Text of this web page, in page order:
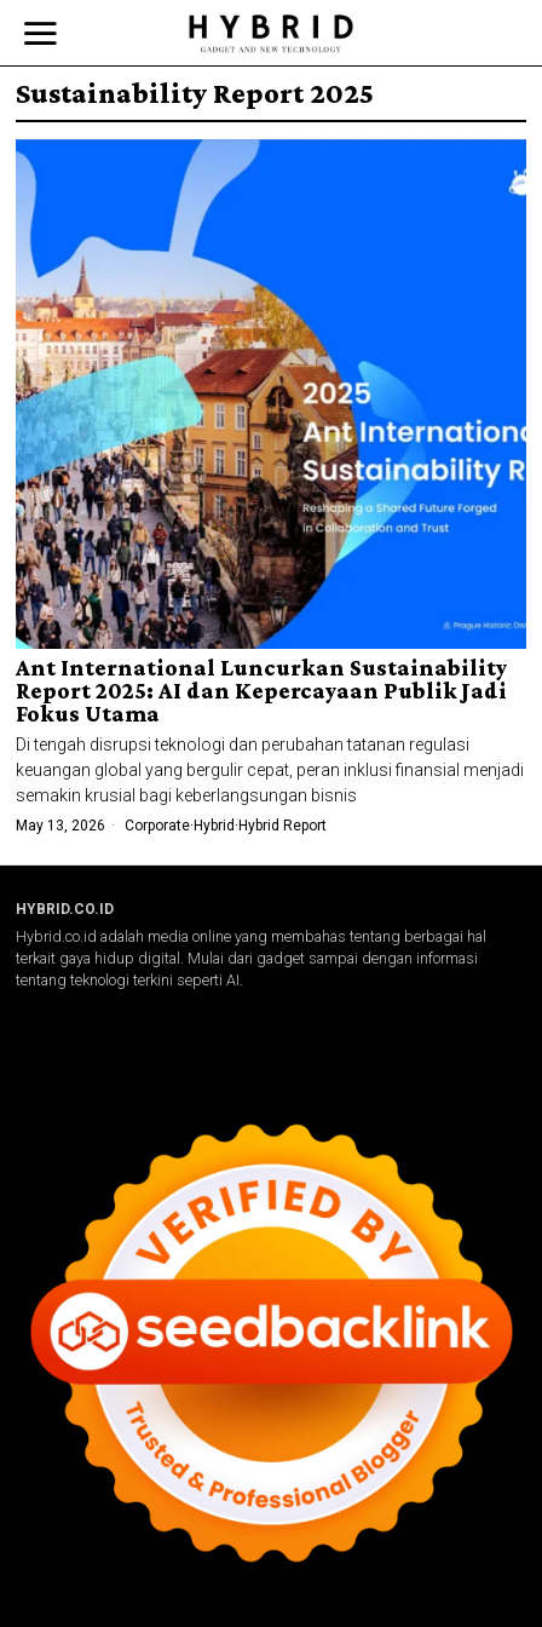
Sustainability Report 2025
Ant International Luncurkan Sustainability
Report 2025: AI dan Kepercayaan Publik Jadi
Fokus Utama
Di tengah disrupsi teknologi dan perubahan tatanan regulasi
keuangan global yang bergulir cepat, peran inklusi finansial menjadi
semakin krusial bagi keberlangsungan bisnis
May 13, 2026 Corporate· Hybrid · Hybrid Report
HYBRID.CO.ID
Hybrid.co.id adalah media online yang membahas tentang berbagai hal
terkait gaya hidup digital. Mulai dari gadget sampai dengan informasi
tentang teknologi terkini seperti AI.